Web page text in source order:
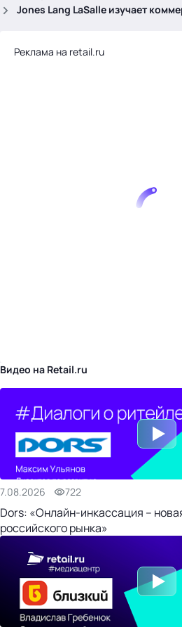
Jones Lang LaSalle изучает
Реклама на retail.ru
Видео на Retail.ru
7.08.2026 722
Dors: «Онлайн-инкассация –
российского рынка»